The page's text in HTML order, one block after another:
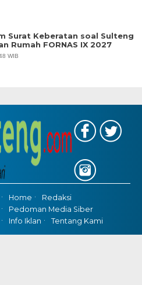
Surat Keberatan soal Sulteng
Rumah FORNAS IX 2027
WIB
Home
Redaksi
Pedoman Media Siber
Info Iklan
Tentang Kami